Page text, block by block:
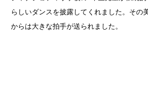
らしいダンスを披露してくれました。その
からは大きな拍手が送られました。